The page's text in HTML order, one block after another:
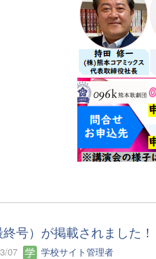
号）が掲載されました！
07 学校サイト管理者